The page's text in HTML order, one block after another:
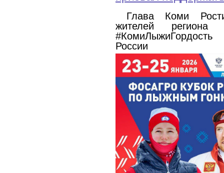
Глава Коми
жителей региона
России